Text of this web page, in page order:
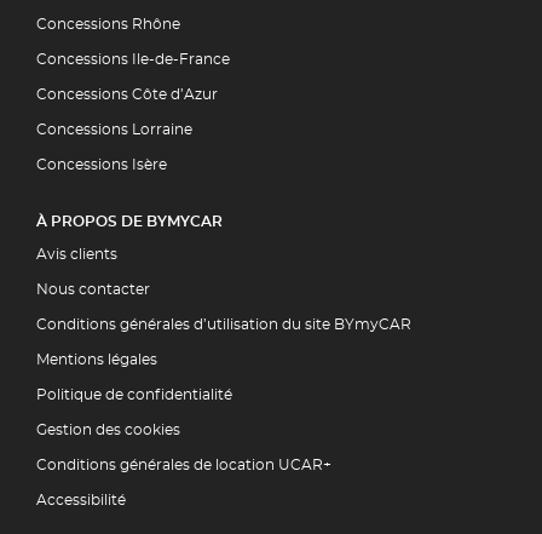
Concessions Rhône
Concessions Ile-de-France
Concessions Côte d’Azur
Concessions Lorraine
Concessions Isère
À PROPOS DE BYMYCAR
Avis clients
Nous contacter
Conditions générales d’utilisation du site BYmyCAR
Mentions légales
Politique de confidentialité
Gestion des cookies
Conditions générales de location UCAR+
Accessibilité